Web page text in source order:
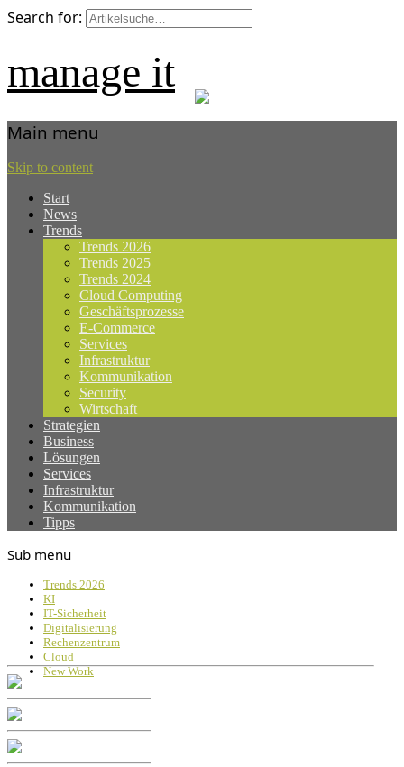
Search for:
manage it
Main menu
Skip to content
Start
News
Trends
Trends 2026
Trends 2025
Trends 2024
Cloud Computing
Geschäftsprozesse
E-Commerce
Services
Infrastruktur
Kommunikation
Security
Wirtschaft
Strategien
Business
Lösungen
Services
Infrastruktur
Kommunikation
Tipps
Sub menu
Trends 2026
KI
IT-Sicherheit
Digitalisierung
Rechenzentrum
Cloud
New Work